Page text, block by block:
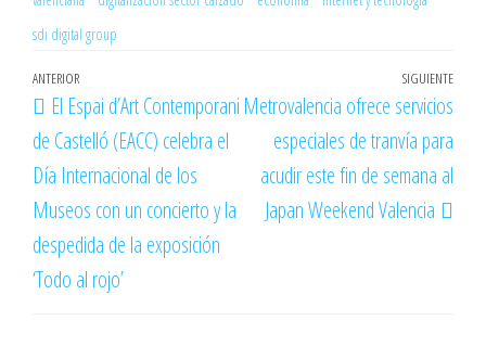
sdi digital group
Navegación
de
entradas
Entrada
anterior
ANTERIOR
El Espai d’Art Contemporani
de Castelló (EACC) celebra el
Día Internacional de los
Museos con un concierto y la
despedida de la exposición
‘Todo al rojo’
SIGUIENTE
Metrovalencia ofrece servicios
especiales de tranvía para
acudir este fin de semana al
Japan Weekend Valencia